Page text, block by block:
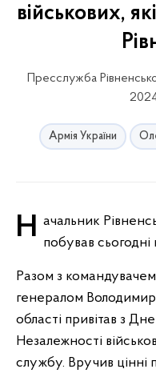
військових,
Пресслужба
Армія України
Начальник Рівненської ОВА Олександр Коваль побував сьогодні
Разом з
генералом
області привітав з
Незалежності
службу. Вручив цінні